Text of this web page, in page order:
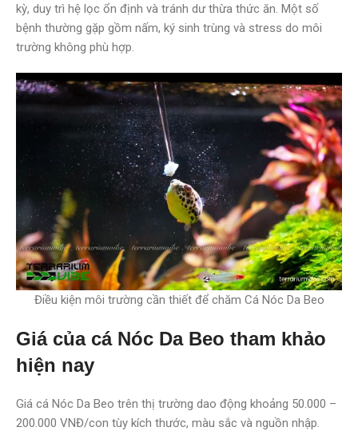
kỳ, duy trì hệ lọc ổn định và tránh dư thừa thức ăn. Một số
bệnh thường gặp gồm nấm, ký sinh trùng và stress do môi
trường không phù hợp.
Điều kiện môi trường cần thiết để chăm Cá Nóc Da Beo
Giá của cá Nóc Da Beo tham khảo
hiện nay
Giá cá Nóc Da Beo trên thị trường dao động khoảng 50.000 –
200.000 VNĐ/con tùy kích thước, màu sắc và nguồn nhập.